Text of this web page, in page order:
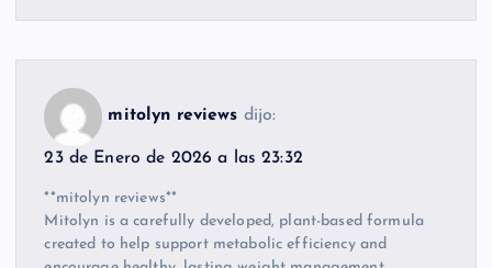
mitolyn reviews dijo:
23 de Enero de 2026 a las 23:32
**mitolyn reviews**
Mitolyn is a carefully developed, plant-based formula
created to help support metabolic efficiency and